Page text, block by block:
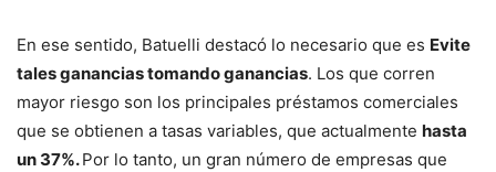
En ese sentido, Batuelli destacó lo necesario que es Evite
tales ganancias tomando ganancias. Los que corren
mayor riesgo son los principales préstamos comerciales
que se obtienen a tasas variables, que actualmente hasta
un 37%.Por lo tanto, un gran número de empresas que